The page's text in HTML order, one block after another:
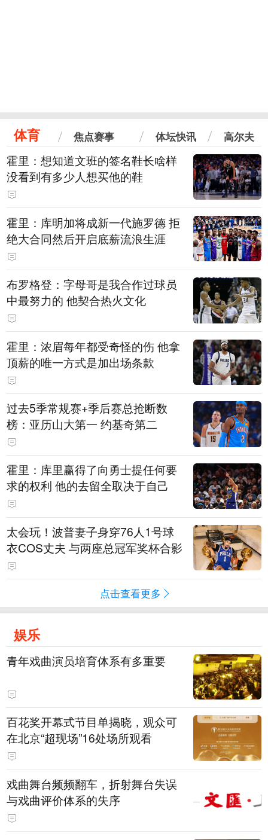
体育 焦点赛事 体坛快讯 高尔夫
霍里：想知道文班的签名鞋长啥样
没看到有多少人想买他的鞋
霍里：库明加将成新一代施罗德 拒
绝大合同然后开启底薪流浪生涯
布罗格登：字母哥是我合作过球员
中最努力的 他契合热火文化
霍里：浓眉每年都受奇怪的伤 他拿
顶薪的唯一方式是加出场条款
过去5季常规赛+季后赛总抢断数
榜：亚历山大第一 约基奇第二
霍里：库里赢得了向勇士提任何要
求的权利 他的去留全取决于自己
太会玩！波普妻子身穿76人1号球
衣COS丈夫 与两座总冠军奖杯合影
点击查看更多
娱乐
青年戏曲演员培育体系有多重要
百花奖开幕式节目单揭晓，观众可
在北京“超现场”16处场所观看
戏曲舞台频频翻车，折射舞台失误
与戏曲评价体系的失序